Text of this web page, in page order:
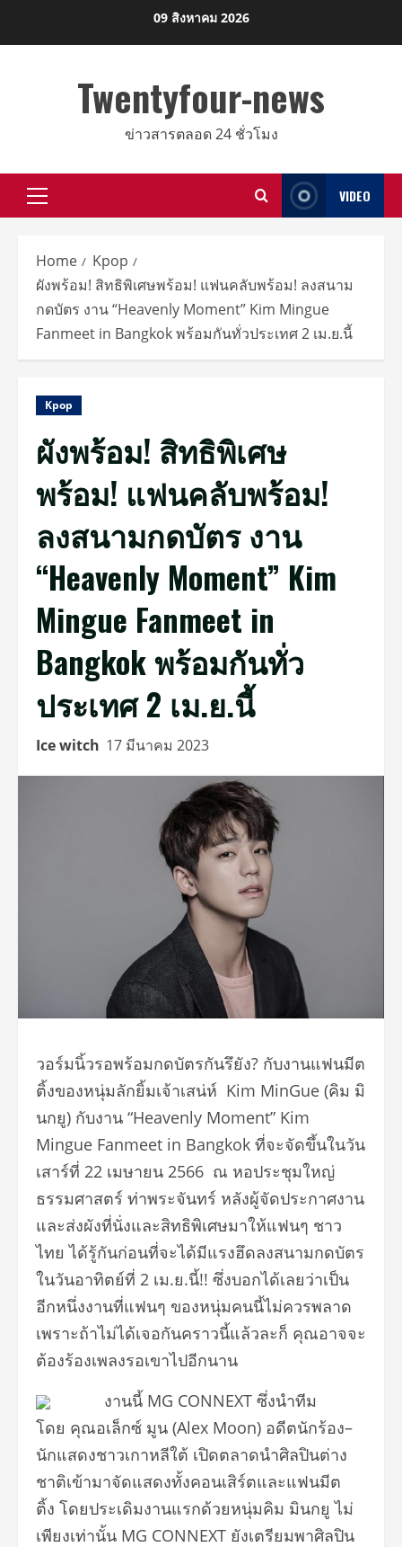
09 สิงหาคม 2026
Twentyfour-news
ข่าวสารตลอด 24 ชั่วโมง
Primary
VIDEO
Home
Kpop
ผังพร้อม! สิทธิพิเศษพร้อม! แฟนคลับพร้อม! ลงสนาม
กดบัตร งาน “Heavenly Moment” Kim Mingue
Fanmeet in Bangkok พร้อมกันทั่วประเทศ 2 เม.ย.นี้
Kpop
ผังพร้อม! สิทธิพิเศษ
พร้อม! แฟนคลับพร้อม!
ลงสนามกดบัตร งาน
“Heavenly Moment” Kim
Mingue Fanmeet in
Bangkok พร้อมกันทั่ว
ประเทศ 2 เม.ย.นี้
Ice witch 17 มีนาคม 2023
วอร์มนิ้วรอพร้อมกดบัตรกันรึยัง? กับงานแฟนมีต
ติ้งของหนุ่มลักยิ้มเจ้าเสน่ห์ Kim MinGue (คิม มิ
นกยู) กับงาน “Heavenly Moment” Kim
Mingue Fanmeet in Bangkok ที่จะจัดขึ้นในวัน
เสาร์ที่ 22 เมษายน 2566 ณ หอประชุมใหญ่
ธรรมศาสตร์ ท่าพระจันทร์ หลังผู้จัดประกาศงาน
และส่งผังที่นั่งและสิทธิพิเศษมาให้แฟนๆ ชาว
ไทย ได้รู้กันก่อนที่จะได้มีแรงฮึดลงสนามกดบัตร
ในวันอาทิตย์ที่ 2 เม.ย.นี้!! ซึ่งบอกได้เลยว่าเป็น
อีกหนึ่งงานที่แฟนๆ ของหนุ่มคนนี้ไม่ควรพลาด
เพราะถ้าไม่ได้เจอกันคราวนี้แล้วละก็ คุณอาจจะ
ต้องร้องเพลงรอเขาไปอีกนาน
งานนี้ MG CONNEXT ซึ่งนำทีม
โดย คุณอเล็กซ์ มูน (Alex Moon) อดีตนักร้อง–
นักแสดงชาวเกาหลีใต้ เปิดตลาดนำศิลปินต่าง
ชาติเข้ามาจัดแสดงทั้งคอนเสิร์ตและแฟนมีต
ติ้ง โดยประเดิมงานแรกด้วยหนุ่มคิม มินกยู ไม่
เพียงเท่านั้น MG CONNEXT ยังเตรียมพาศิลปิน